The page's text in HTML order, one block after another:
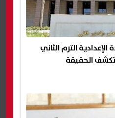
الترم الثاني